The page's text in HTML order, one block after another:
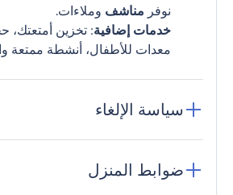
نوفر مناشف وملاءات.
خدمات إضافية: تخزين
معدات للأطفال، أنشطة ممتعة
سياسة الإلغاء
ضوابط المنزل